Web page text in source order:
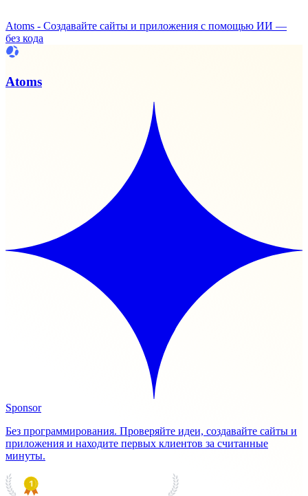
Atoms - Создавайте сайты и приложения с помощью ИИ —
без кода
Atoms
Sponsor
Без программирования. Проверяйте идеи, создавайте сайты и
приложения и находите первых клиентов за считанные
минуты.